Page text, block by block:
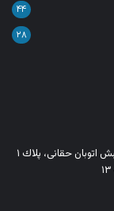
۴۴
۲۸
آدرس: تهران - خیابان میرداماد، خیابان مصدق جنوبی،نبش اتوبان حقانی، پلاك ١